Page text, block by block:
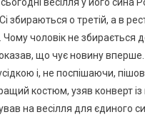
збираються о третій, а в
чоловік не збирається
що чує новину
і, не поспішаючи,
костюм, узяв конверт
на весілля для єдиного